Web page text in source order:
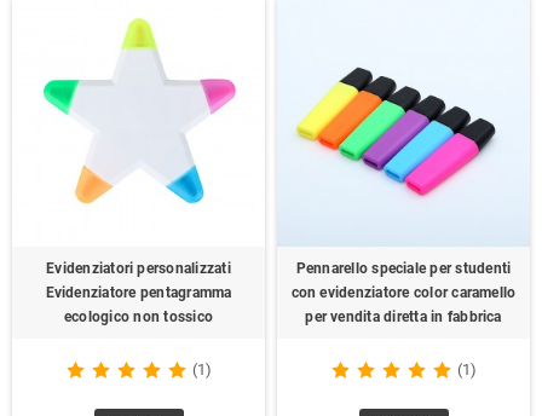
Evidenziatori personalizzati
Evidenziatore pentagramma
ecologico non tossico
(1)
Pennarello speciale per studenti
con evidenziatore color caramello
per vendita diretta in fabbrica
(1)